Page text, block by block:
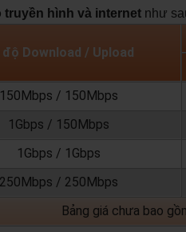
truyền hình và internetnhư
độ Download / Upload
150Mbps / 150Mbps
1Gbps / 150Mbps
1Gbps / 1Gbps
250Mbps / 250Mbps
Bảng giá chưa bao